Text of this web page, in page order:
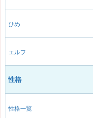
ひめ
エルフ
性格
性格一覧